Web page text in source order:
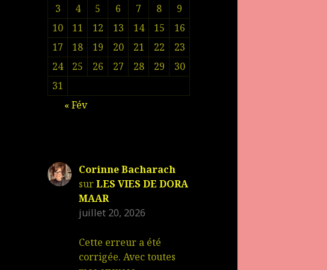
3
4 5 6 7 8
9
10
11 12 13 14 15
16
17
18 19 20 21 22
23
24
25 26 27 28 29
30
31
« Fév
Corinne Bacharach
surLES VIES DE DORA
MAAR
juillet 20, 2026
Cette erreur a été
corrigée. Avec toutes